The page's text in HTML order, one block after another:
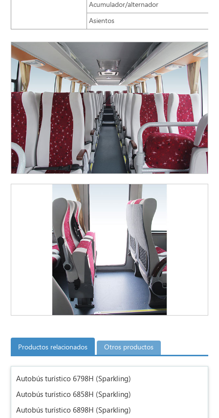
Acumulador/alternador
Asientos
Productos relacionados Otros productos
Autobús turístico 6798H (Sparkling)
Autobús turístico 6858H (Sparkling)
Autobús turístico 6898H (Sparkling)